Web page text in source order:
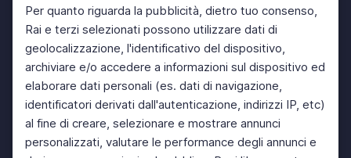
Per quanto riguarda la pubblicità, dietro tuo consenso,
Rai e terzi selezionati possono utilizzare dati di
geolocalizzazione, l'identificativo del dispositivo,
archiviare e/o accedere a informazioni sul dispositivo ed
elaborare dati personali (es. dati di navigazione,
identificatori derivati dall'autenticazione, indirizzi IP, etc)
al fine di creare, selezionare e mostrare annunci
personalizzati, valutare le performance degli annunci e